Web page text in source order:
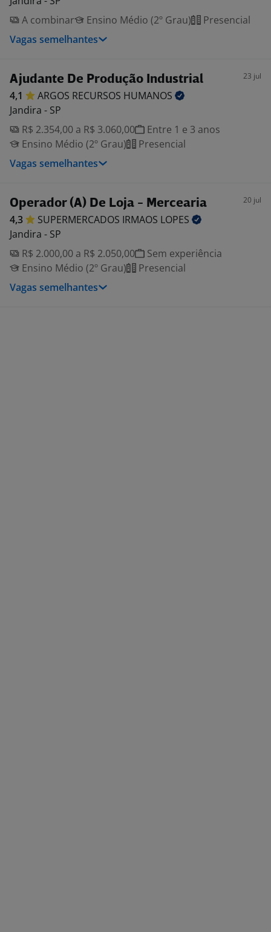
A combinar
Ensino Médio (2º Grau)
Presencial
Vagas semelhantes
Ajudante De Produção Industrial 23 jul
4,1 ARGOS RECURSOS HUMANOS
Jandira - SP
R$ 2.354,00 a R$ 3.060,00
Entre 1 e 3 anos
Ensino Médio (2º Grau)
Presencial
Vagas semelhantes
Operador (A) De Loja - Mercearia 20 jul
4,3 SUPERMERCADOS IRMAOS LOPES
Jandira - SP
R$ 2.000,00 a R$ 2.050,00
Sem experiência
Ensino Médio (2º Grau)
Presencial
Vagas semelhantes